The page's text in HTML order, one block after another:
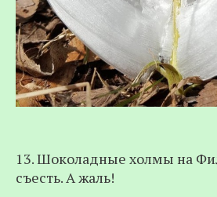
13. Шоколадные холмы на
съесть. А жаль!